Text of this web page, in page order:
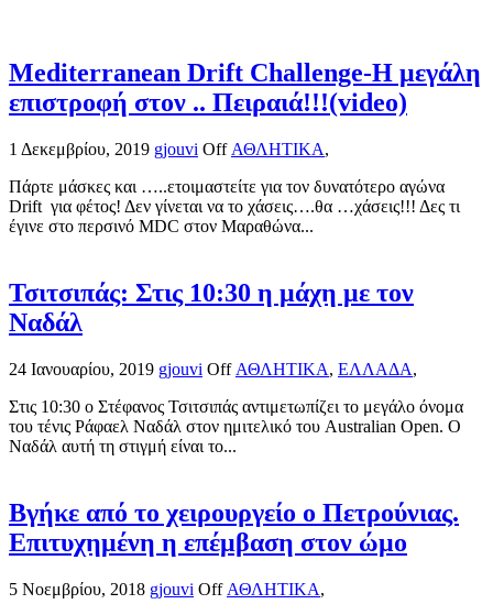
Mediterranean Drift Challenge-Η μεγάλη
επιστροφή στον .. Πειραιά!!!(video)
1 Δεκεμβρίου, 2019 gjouvi Off ΑΘΛΗΤΙΚΑ,
Πάρτε μάσκες και …..ετοιμαστείτε για τον δυνατότερο αγώνα
Drift για φέτος! Δεν γίνεται να το χάσεις….θα …χάσεις!!! Δες τι
έγινε στο περσινό MDC στον Μαραθώνα...
Τσιτσιπάς: Στις 10:30 η μάχη με τον
Ναδάλ
24 Ιανουαρίου, 2019 gjouvi Off ΑΘΛΗΤΙΚΑ, ΕΛΛΑΔΑ,
Στις 10:30 ο Στέφανος Τσιτσιπάς αντιμετωπίζει το μεγάλο όνομα
του τένις Ράφαελ Ναδάλ στον ημιτελικό του Australian Open. Ο
Ναδάλ αυτή τη στιγμή είναι το...
Βγήκε από το χειρουργείο ο Πετρούνιας.
Επιτυχημένη η επέμβαση στον ώμο
5 Νοεμβρίου, 2018 gjouvi Off ΑΘΛΗΤΙΚΑ,